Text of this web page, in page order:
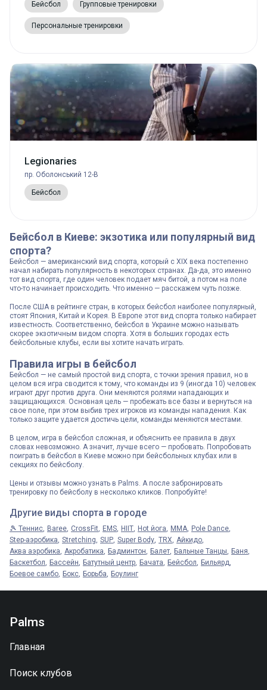
Бейсбол Групповые тренировки
Персональные тренировки
Legionaries
пр. Оболонський 12-В
Бейсбол
Бейсбол в Киеве: экзотика или популярный вид
спорта?
Бейсбол — американский вид спорта, который с XIX века постепенно
начал набирать популярность в некоторых странах. Да-да, это именно
тот вид спорта, где один человек подает мяч битой, а потом на поле
что-то начинает происходить. Что именно — расскажем чуть позже.
После США в рейтинге стран, в которых бейсбол наиболее популярный,
стоят Япония, Китай и Корея. В Европе этот вид спорта только набирает
известность. Соответственно, бейсбол в Украине можно называть
скорее экзотичным видом спорта. Хотя в больших городах есть
бейсбольные клубы, если вы хотите начать играть.
Правила игры в бейсбол
Бейсбол — не самый простой вид спорта, с точки зрения правил, но в
целом вся игра сводится к тому, что команды из 9 (иногда 10) человек
играют друг против друга. Они меняются ролями нападающих и
защищающихся. Основная цель — пробежать все базы и вернуться на
свое поле, при этом выбив трех игроков из команды нападения. Как
только защите удается достичь цели, команды меняются местами.
В целом, игра в бейсбол сложная, и объяснить ее правила в двух
словах невозможно. А значит, лучше всего — пробовать. Попробовать
поиграть в бейсбол в Киеве можно при бейсбольных клубах или в
секциях по бейсболу.
Цены и отзывы можно узнать в Palms. А после забронировать
тренировку по бейсболу в несколько кликов. Попробуйте!
Другие виды спорта в городе
🎾 Теннис Baree CrossFit EMS HIIT Hot йога MMA Pole Dance
Step-аэробика Stretching SUP Super Body TRX Айкидо
Аква аэробика Акробатика Бадминтон Балет Бальные Танцы Баня
Баскетбол Бассейн Батутный центр Бачата Бейсбол Бильярд
Боевое самбо Бокс Борьба Боулинг
Palms
Главная
Поиск клубов